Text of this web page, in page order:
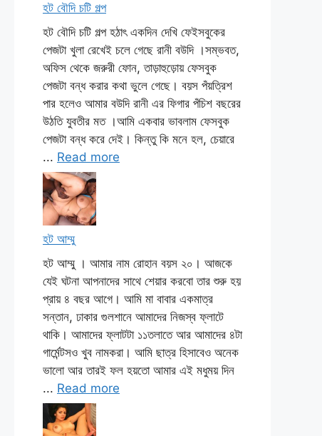
হট বৌদি চটি গল্প
হট বৌদি চটি গল্প হঠাৎ একদিন দেখি ফেইসবুকের
পেজটা খুলা রেখেই চলে গেছে রানী বউদি ।সম্ভবত,
অফিস থেকে জরুরী ফোন, তাড়াহুড়োয় ফেসবুক
পেজটা বন্ধ করার কথা ভুলে গেছে। বয়স পঁয়ত্রিশ
পার হলেও আমার বউদি রানী এর ফিগার পঁচিশ বছরের
উঠতি যুবতীর মত ।আমি একবার ভাবলাম ফেসবুক
পেজটা বন্ধ করে দেই। কিন্তু কি মনে হল, চেয়ারে
... Read more
হট আম্মু
হট আম্মু । আমার নাম রোহান বয়স ২০। আজকে
যেই ঘটনা আপনাদের সাথে শেয়ার করবো তার শুরু হয়
প্রায় ৪ বছর আগে। আমি মা বাবার একমাত্র
সন্তান, ঢাকার গুলশানে আমাদের নিজস্ব ফ্লাটে
থাকি। আমাদের ফ্লাটটা ১১তলাতে আর আমাদের ৪টা
গার্মেন্টসও খুব নামকরা। আমি ছাত্র হিসাবেও অনেক
ভালো আর তারই ফল হয়তো আমার এই মধুময় দিন
... Read more